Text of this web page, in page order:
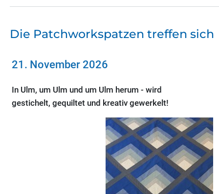
Die Patchworkspatzen treffen sich
21. November 2026
In Ulm, um Ulm und um Ulm herum - wird
gestichelt, gequiltet und kreativ gewerkelt!